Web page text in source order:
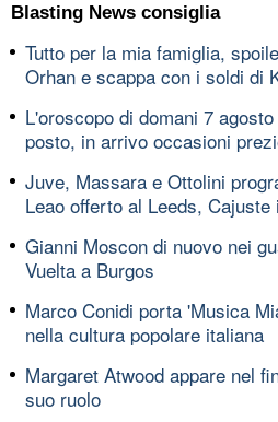
Blasting News consiglia
Tutto per la mia famiglia,
Orhan e scappa con i soldi di
L'oroscopo di domani 7
posto, in arrivo occasioni
Juve, Massara e Ottolini
Leao offerto al Leeds, Cajuste
Gianni Moscon di nuovo nei
Vuelta a Burgos
Marco Conidi porta 'Musica
nella cultura popolare italiana
Margaret Atwood appare nel
suo ruolo